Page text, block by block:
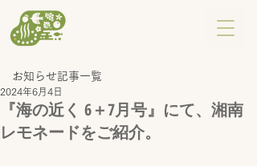
お知らせ記事一覧
『海の近く 6＋7月号』にて、湘南
レモネードをご紹介。
2024年6月4日